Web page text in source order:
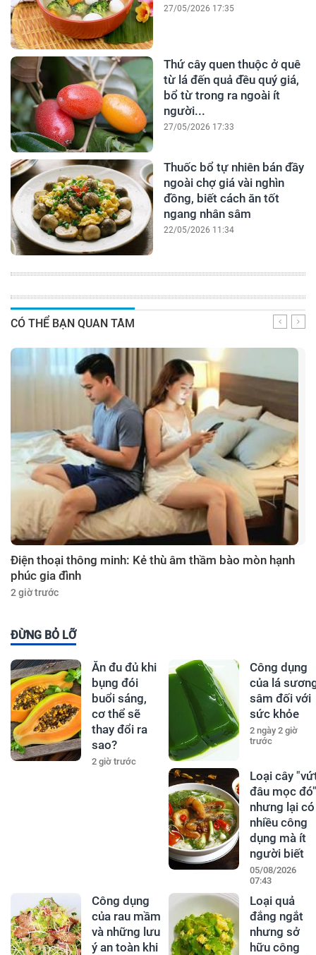
27/05/2026 17:35
Thứ cây quen thuộc ở quê
từ lá đến quả đều quý giá,
bổ từ trong ra ngoài ít
người...
27/05/2026 17:33
Thuốc bổ tự nhiên bán đầy
ngoài chợ giá vài nghìn
đồng, biết cách ăn tốt
ngang nhân sâm
22/05/2026 11:34
CÓ THỂ BẠN QUAN TÂM
Điện thoại thông minh: Kẻ thù âm thầm bào mòn hạnh
phúc gia đình
2 giờ trước
ĐỪNG BỎ LỠ
Ăn đu đủ khi
bụng đói
buổi sáng,
cơ thể sẽ
thay đổi ra
sao?
2 giờ trước
Công dụng
của lá
sâm đối với
sức khỏe
2 ngày 2 giờ
trước
Loại cây
đâu mọc đó"
nhưng lại có
nhiều công
dụng mà ít
người biết
05/08/2026
07:43
Công dụng
của rau mầm
và những lưu
ý an toàn khi
Loại quả
đắng ngắt
nhưng sở
hữu công